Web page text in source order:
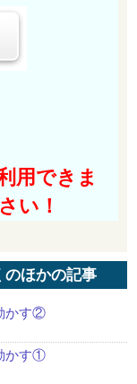
用できま
い！
のほかの記事
かす②
かす①